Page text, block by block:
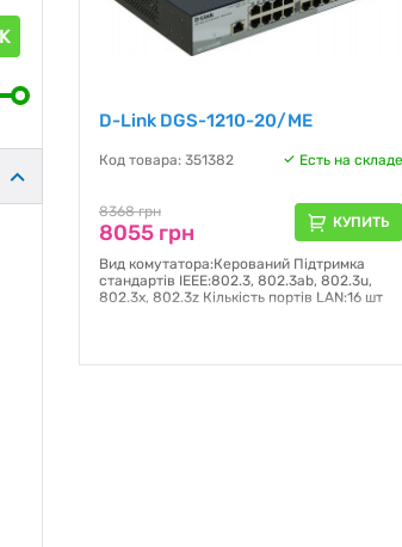
D-Link DGS-1210-20/ME
Код товара: 351382 Есть на складе
8368 грн
8055 грн КУПИТЬ
Вид комутатора:Керований Підтримка
стандартів IEEE:802.3, 802.3ab, 802.3u,
802.3x, 802.3z Кількість портів LAN:16 шт